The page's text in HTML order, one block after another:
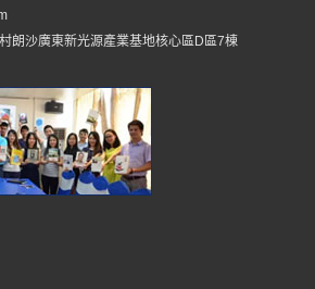
朗沙廣東新光源產業基地核心區D區7棟